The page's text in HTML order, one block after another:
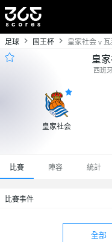
足球 国王杯 皇家社会 v
皇
西班
皇家社会
比賽 陣容 統計
比賽事件
全部